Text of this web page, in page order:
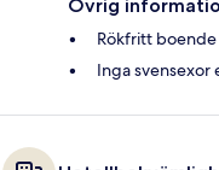
Övrig
Rökfritt boende
Inga